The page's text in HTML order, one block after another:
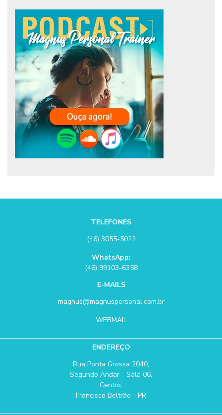
TELEFONES
(46) 3055-5022
WhatsApp:
(46) 99103-6358
E-MAILS
magnus@magnuspersonal.com.br
WEBMAIL
ENDEREÇO
Rua Ponta Grossa 2040,
Segundo Andar - Sala 06,
Centro,
Francisco Beltrão - PR